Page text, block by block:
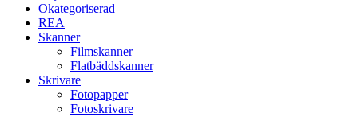
Okategoriserad
REA
Skanner
Filmskanner
Flatbäddskanner
Skrivare
Fotopapper
Fotoskrivare